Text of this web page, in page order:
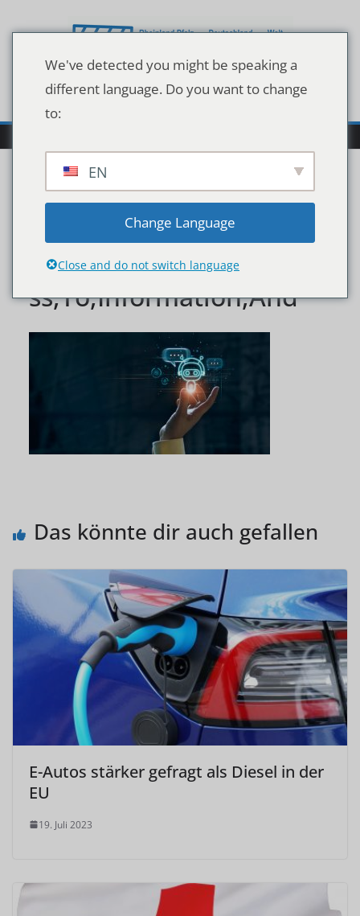
Inhalt
Hand,Touching,Digital,C
hatbot,For,Provide,Acce
ss,To,Information,And
Das könnte dir auch gefallen
E-Autos stärker gefragt als Diesel in der
EU
19. Juli 2023
We've detected you might be speaking a
different language. Do you want to change
to:
EN
Change Language
Close and do not switch language